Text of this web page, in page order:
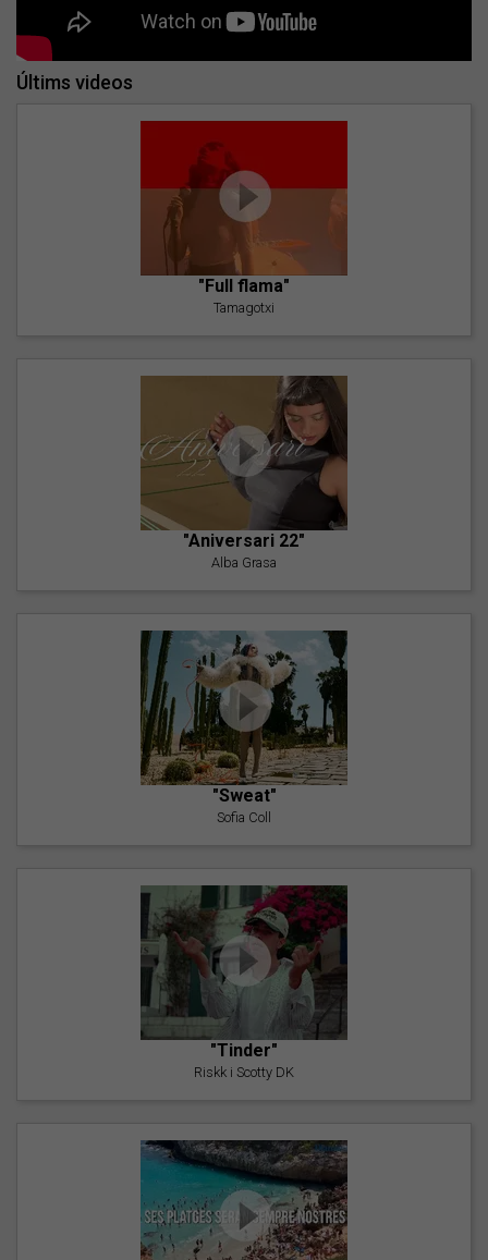
Últims videos
"Full flama"
Tamagotxi
"Aniversari 22"
Alba Grasa
"Sweat"
Sofia Coll
"Tinder"
Riskk i Scotty DK